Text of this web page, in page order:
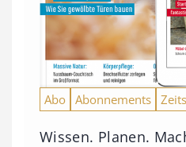
Abo Abonnements
Wissen. Planen.